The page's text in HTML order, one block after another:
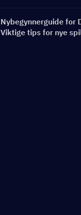
priser og
Nybegynnerguide for
Viktige tips for nye